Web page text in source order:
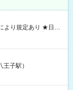
GET♪ お仕事後はコ
】試
子駅）